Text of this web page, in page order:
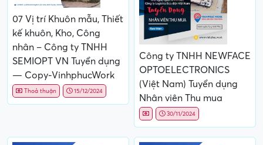
07 Vị trí Khuôn mẫu, Thiết
kế khuôn, Kho, Công
nhân – Công ty TNHH
SEMIOPT VN Tuyển dụng
— Copy-VinhphucWork
Thoả thuận 15/12/2024
Công ty TNHH NEWFACE
OPTOELECTRONICS
(Việt Nam) Tuyển dụng
Nhân viên Thu mua
30/11/2024